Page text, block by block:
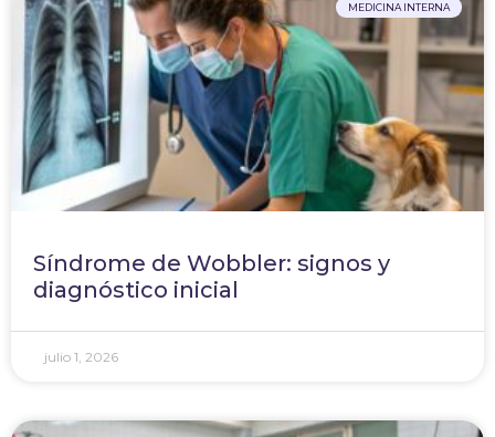
MEDICINA INTERNA
Síndrome de Wobbler: signos y
diagnóstico inicial
julio 1, 2026